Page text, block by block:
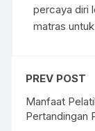
percaya diri
matras
PREV POST
Manfaat
Pertandingan